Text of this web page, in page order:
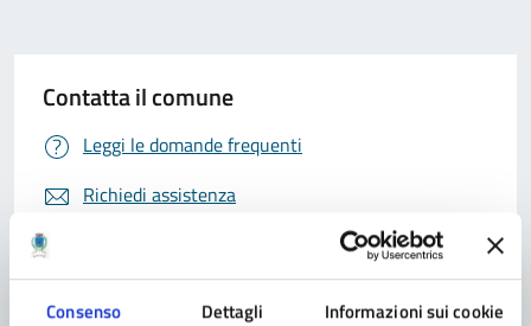
Consenso Dettagli Informazioni sui cookie
Contatta il comune
Leggi le domande frequenti
Richiedi assistenza
Problemi in città